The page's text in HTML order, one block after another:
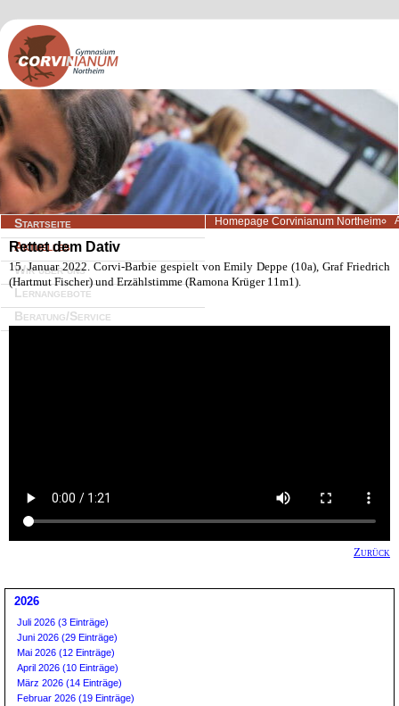
Navigation
überspringen
Startseite
Aktuelles
Wir über uns
Lernangebote
Beratung/Service
Homepage Corvinianum Northeim
Rettet dem Dativ
15. Januar 2022. Corvi-Barbie gespielt von Emily Deppe (10a), Graf Friedrich
(Hartmut Fischer) und Erzählstimme (Ramona Krüger 11m1).
Zurück
2026
Juli 2026 (3 Einträge)
Juni 2026 (29 Einträge)
Mai 2026 (12 Einträge)
April 2026 (10 Einträge)
März 2026 (14 Einträge)
Februar 2026 (19 Einträge)